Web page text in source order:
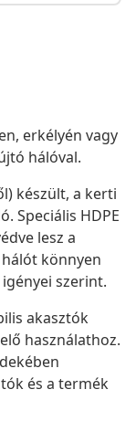
erkélyén vagy
hálóval.
készült, a kerti
Speciális HDPE
lesz a
könnyen
szerint.
akasztók
használathoz.
és a termék